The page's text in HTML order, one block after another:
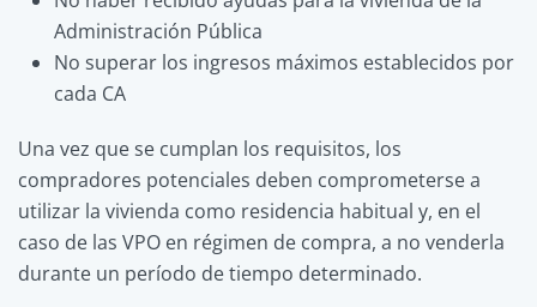
Administración Pública
No superar los ingresos máximos establecidos por
cada CA
Una vez que se cumplan los requisitos, los
compradores potenciales deben comprometerse a
utilizar la vivienda como residencia habitual y, en el
caso de las VPO en régimen de compra, a no venderla
durante un período de tiempo determinado.